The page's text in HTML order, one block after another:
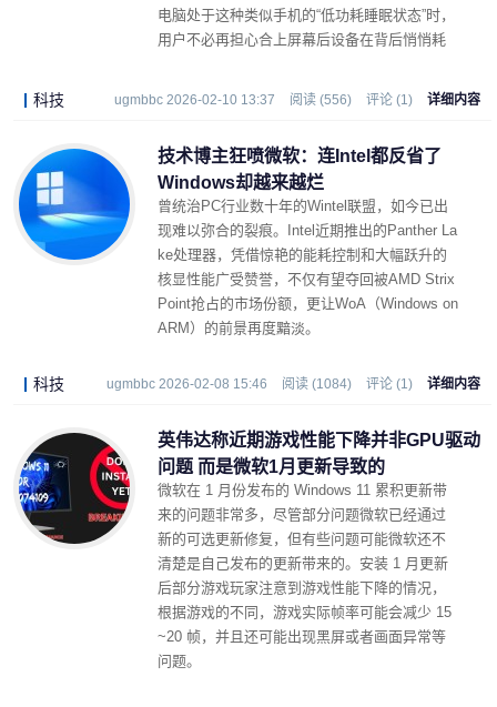
电脑处于这种类似手机的“低功耗睡眠状态”时，
用户不必再担心合上屏幕后设备在背后悄悄耗
科技 ugmbbc 2026-02-10 13:37 阅读 (556) 评论 (1) 详细内容
技术博主狂喷微软：连Intel都反省了
Windows却越来越烂
曾统治PC行业数十年的Wintel联盟，如今已出
现难以弥合的裂痕。Intel近期推出的Panther La
ke处理器，凭借惊艳的能耗控制和大幅跃升的
核显性能广受赞誉，不仅有望夺回被AMD Strix
Point抢占的市场份额，更让WoA（Windows on
ARM）的前景再度黯淡。
科技 ugmbbc 2026-02-08 15:46 阅读 (1084) 评论 (1) 详细内容
英伟达称近期游戏性能下降并非GPU驱动
问题 而是微软1月更新导致的
微软在 1 月份发布的 Windows 11 累积更新带
来的问题非常多，尽管部分问题微软已经通过
新的可选更新修复，但有些问题可能微软还不
清楚是自己发布的更新带来的。安装 1 月更新
后部分游戏玩家注意到游戏性能下降的情况，
根据游戏的不同，游戏实际帧率可能会减少 15
~20 帧，并且还可能出现黑屏或者画面异常等
问题。